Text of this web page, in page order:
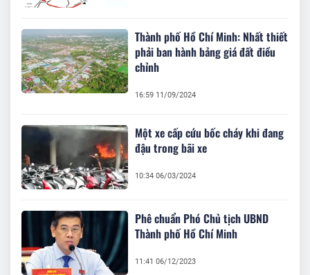
Thành phố Hồ Chí Minh: Nhất thiết
phải ban hành bảng giá đất điều
chỉnh
16:59 11/09/2024
Một xe cấp cứu bốc cháy khi đang
đậu trong bãi xe
10:34 06/03/2024
Phê chuẩn Phó Chủ tịch UBND
Thành phố Hồ Chí Minh
11:41 06/12/2023